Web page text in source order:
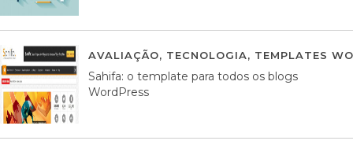
AVALIAÇÃO, TECNOLOGIA, TEMPLATES
Sahifa: o template para todos os blogs
WordPress